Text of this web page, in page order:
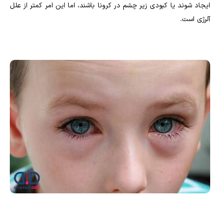
ایجاد شوند یا کبودی زیر چشم در کرونا باشند، اما این امر کمتر از علل
آلرژی است.